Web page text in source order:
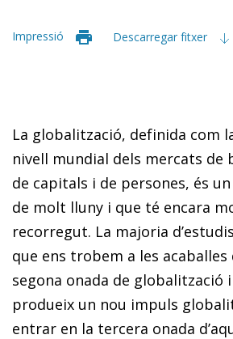
Impressió Descarregar fitxer
La globalització, definida com
nivell mundial dels mercats de
de capitals i de persones, és
de molt lluny i que té encara
recorregut. La majoria
que ens trobem a les acaballes
segona onada de globalització
produeix un nou impuls
entrar en la tercera onada